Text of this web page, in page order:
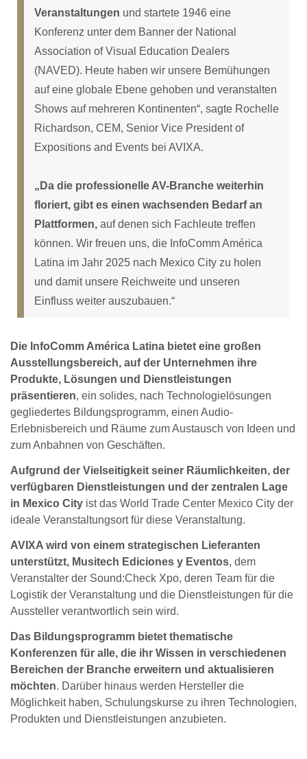
Veranstaltungen und startete 1946 eine
Konferenz unter dem Banner der National
Association of Visual Education Dealers
(NAVED). Heute haben wir unsere Bemühungen
auf eine globale Ebene gehoben und veranstalten
Shows auf mehreren Kontinenten“, sagte Rochelle
Richardson, CEM, Senior Vice President of
Expositions and Events bei AVIXA.
„Da die professionelle AV-Branche weiterhin
floriert, gibt es einen wachsenden Bedarf an
Plattformen, auf denen sich Fachleute treffen
können. Wir freuen uns, die InfoComm América
Latina im Jahr 2025 nach Mexico City zu holen
und damit unsere Reichweite und unseren
Einfluss weiter auszubauen.“
Die InfoComm América Latina bietet eine großen
Ausstellungsbereich, auf der Unternehmen ihre
Produkte, Lösungen und Dienstleistungen
präsentieren, ein solides, nach Technologielösungen
gegliedertes Bildungsprogramm, einen Audio-
Erlebnisbereich und Räume zum Austausch von Ideen und
zum Anbahnen von Geschäften.
Aufgrund der Vielseitigkeit seiner Räumlichkeiten, der
verfügbaren Dienstleistungen und der zentralen Lage
in Mexico City ist das World Trade Center Mexico City der
ideale Veranstaltungsort für diese Veranstaltung.
AVIXA wird von einem strategischen Lieferanten
unterstützt, Musitech Ediciones y Eventos, dem
Veranstalter der Sound:Check Xpo, deren Team für die
Logistik der Veranstaltung und die Dienstleistungen für die
Aussteller verantwortlich sein wird.
Das Bildungsprogramm bietet thematische
Konferenzen für alle, die ihr Wissen in verschiedenen
Bereichen der Branche erweitern und aktualisieren
möchten. Darüber hinaus werden Hersteller die
Möglichkeit haben, Schulungskurse zu ihren Technologien,
Produkten und Dienstleistungen anzubieten.